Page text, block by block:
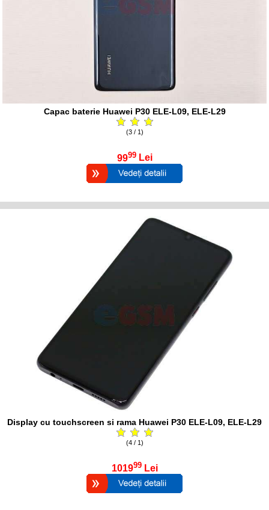
Capac baterie Huawei P30 ELE-L09, ELE-L29
(3 / 1)
9999 Lei
Display cu touchscreen si rama Huawei P30 ELE-L09, ELE-L29
(4 / 1)
101999 Lei